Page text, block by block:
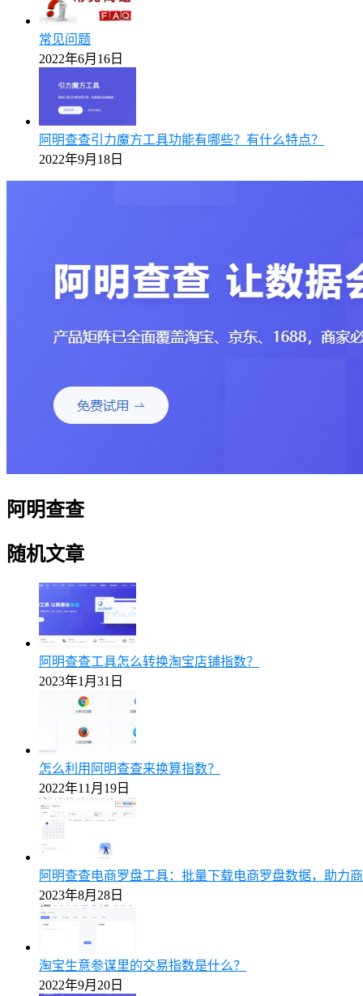
常见问题
2022年6月16日
阿明查查引力魔方工具功能有哪些？有什么特点？
2022年9月18日
阿明查查
随机文章
阿明查查工具怎么转换淘宝店铺指数？
2023年1月31日
怎么利用阿明查查来换算指数？
2022年11月19日
阿明查查电商罗盘工具：批量下载电商罗盘数据，助力
2023年8月28日
淘宝生意参谋里的交易指数是什么？
2022年9月20日